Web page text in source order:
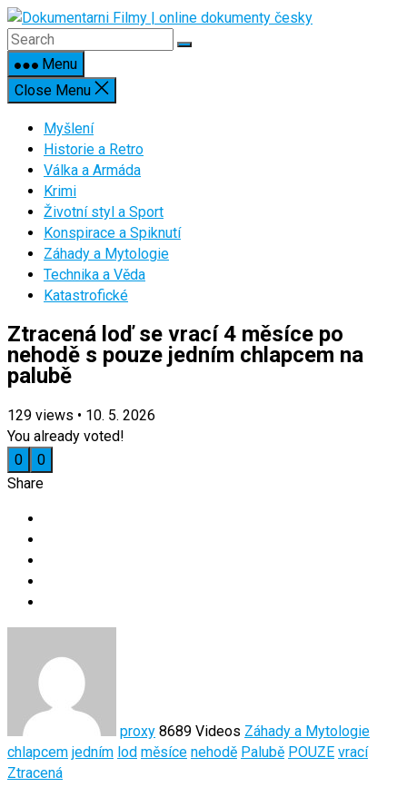
Skip
to
contentMenu
Close Menu
Myšlení
Historie a Retro
Válka a Armáda
Krimi
Životní styl a Sport
Konspirace a Spiknutí
Záhady a Mytologie
Technika a Věda
Katastrofické
Ztracená loď se vrací 4 měsíce po
nehodě s pouze jedním chlapcem na
palubě
129 views • 10. 5. 2026
You already voted!
0
0
Share
proxy 8689 Videos Záhady a Mytologie
chlapcem jedním lod měsíce nehodě Palubě POUZE vrací
Ztracená